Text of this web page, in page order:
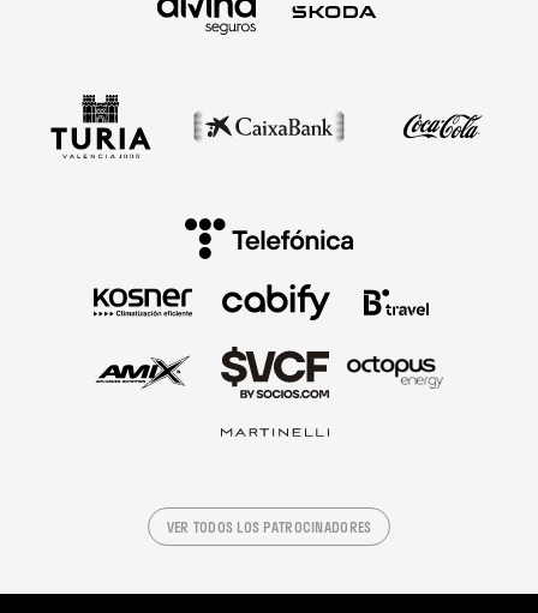
VER TODOS LOS PATROCINADORES